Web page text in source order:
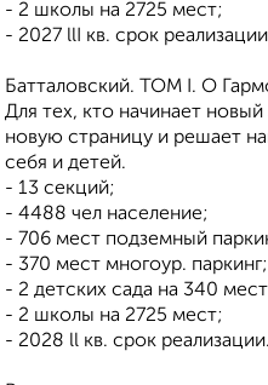
- 2 школы на 2725 мест;
- 2027 llI кв. срок
Батталовский. ТОМ I. О
Для тех, кто начинает
новую страницу и решает
себя и детей.
- 13 секций;
- 4488 чел население;
- 706 мест подземный
- 370 мест многоур. паркинг;
- 2 детских сада на 340
- 2 школы на 2725 мест;
- 2028 ll кв. срок реализации.